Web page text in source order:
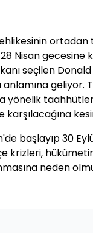
ortadan
Nisan gecesine
seçilen
anlamına
yönelik
başlayıp 30
krizleri,
neden